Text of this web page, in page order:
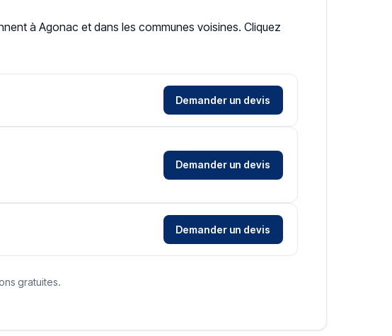
à Agonac et dans les communes voisines. Cliquez
Demander un devis
Demander un devis
Demander un devis
gratuites.